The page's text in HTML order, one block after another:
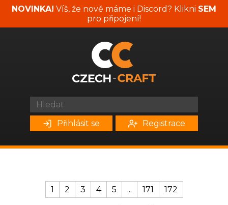
NOVINKA! Víš, že nově máme i Discord? Klikni SEM
pro připojení!
Přihlásit se Registrace
1 2 3 4 5 ... 171 172